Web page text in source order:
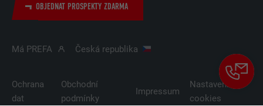
OBJEDNAT PROSPEKTY ZDARMA
Má PREFA Česká republika
Ochrana
dat
Obchodní
podmínky
Impressum
Nastavení
cookies